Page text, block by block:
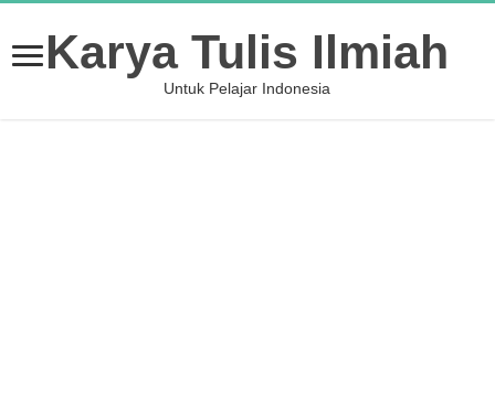
Karya Tulis Ilmiah
Untuk Pelajar Indonesia